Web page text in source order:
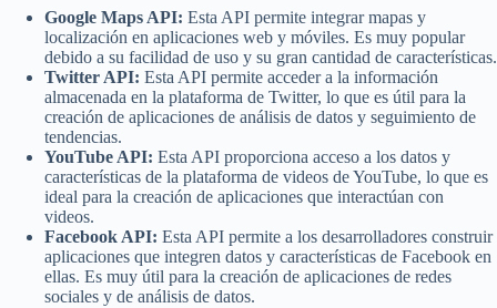
Google Maps API: Esta API permite integrar mapas y
localización en aplicaciones web y móviles. Es muy popular
debido a su facilidad de uso y su gran cantidad de características.
Twitter API: Esta API permite acceder a la información
almacenada en la plataforma de Twitter, lo que es útil para la
creación de aplicaciones de análisis de datos y seguimiento de
tendencias.
YouTube API: Esta API proporciona acceso a los datos y
características de la plataforma de videos de YouTube, lo que es
ideal para la creación de aplicaciones que interactúan con
videos.
Facebook API: Esta API permite a los desarrolladores construir
aplicaciones que integren datos y características de Facebook en
ellas. Es muy útil para la creación de aplicaciones de redes
sociales y de análisis de datos.